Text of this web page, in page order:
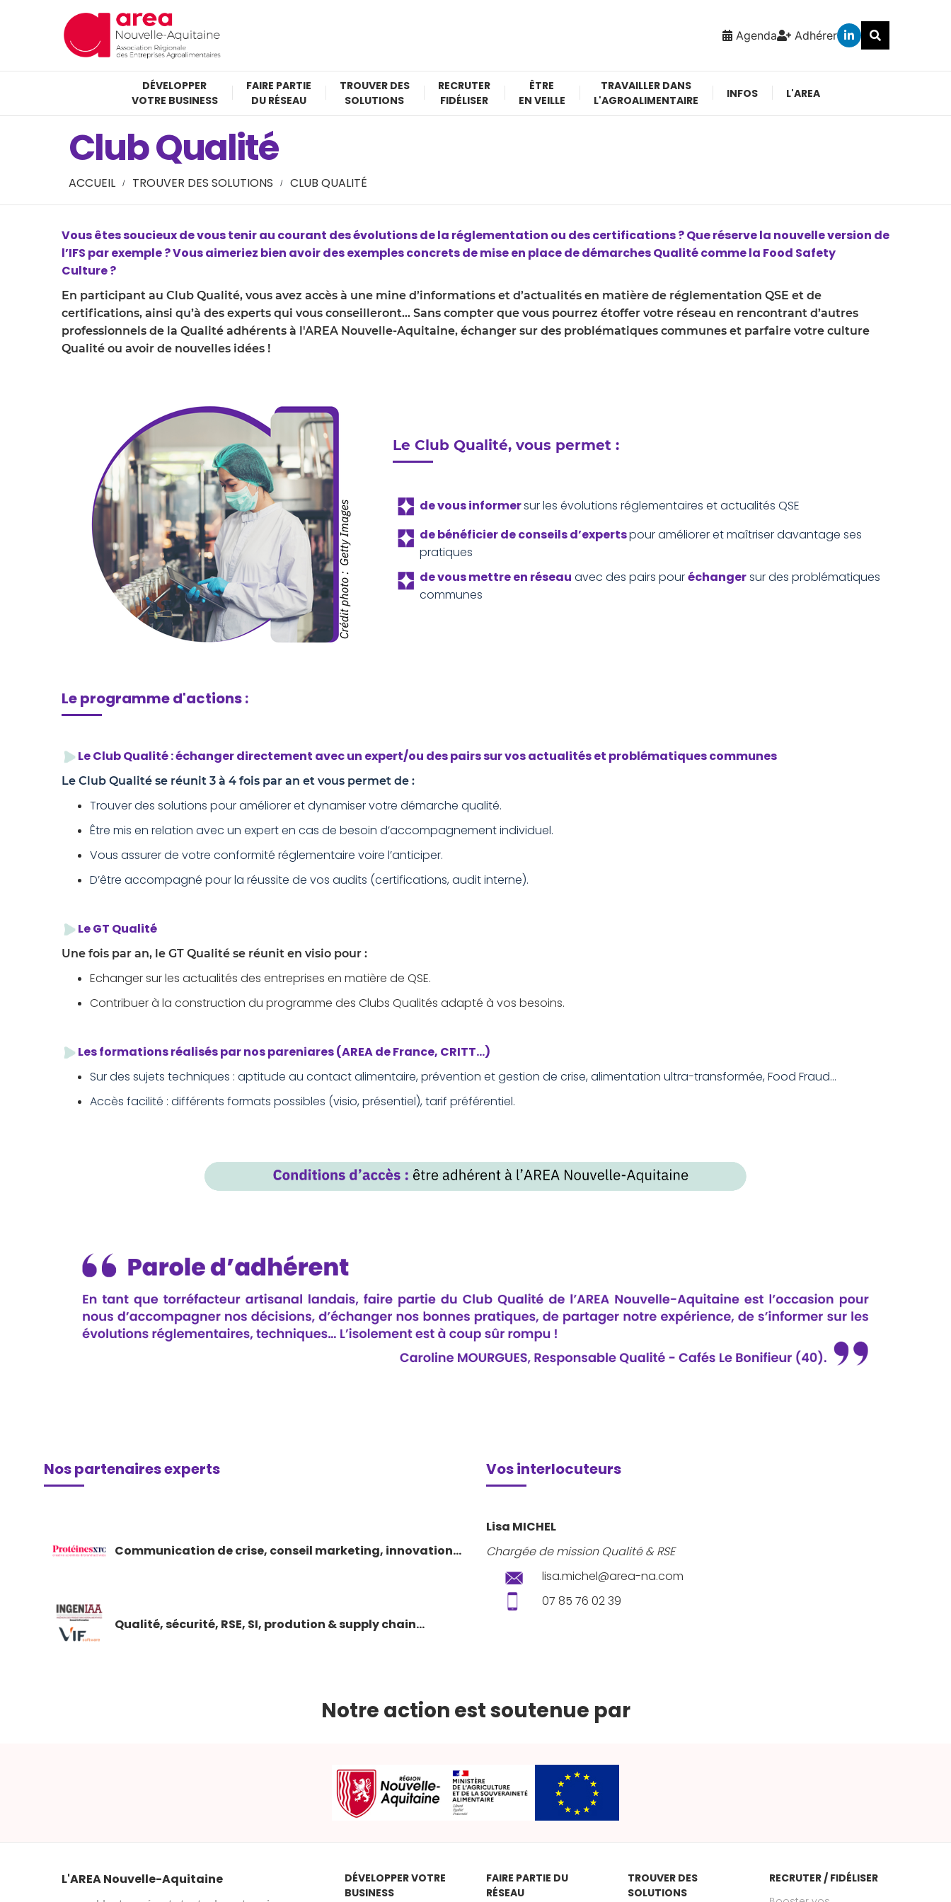
Agenda Adhérer
DÉVELOPPER
VOTRE BUSINESS
FAIRE PARTIE
DU RÉSEAU
TROUVER DES
SOLUTIONS
RECRUTER
FIDÉLISER
ÊTRE
EN VEILLE
TRAVAILLER DANS
L'AGROALIMENTAIRE
INFOS L'AREA
Club Qualité
ACCUEIL TROUVER DES SOLUTIONS CLUB QUALITÉ
Vous êtes soucieux de vous tenir au courant des évolutions de la réglementation ou des certifications ? Que réserve la nouvelle version de
l’IFS par exemple ? Vous aimeriez bien avoir des exemples concrets de mise en place de démarches Qualité comme la Food Safety
Culture ?
En participant au Club Qualité, vous avez accès à une mine d’informations et d’actualités en matière de réglementation QSE et de
certifications, ainsi qu’à des experts qui vous conseilleront… Sans compter que vous pourrez étoffer votre réseau en rencontrant d’autres
professionnels de la Qualité adhérents à l'AREA Nouvelle-Aquitaine, échanger sur des problématiques communes et parfaire votre culture
Qualité ou avoir de nouvelles idées !
Le Club Qualité, vous permet :
de vousinformersur les évolutions réglementaires et actualités QSE
de bénéficier de conseils d’expertspour améliorer et maîtriser davantage ses
pratiques
de vous mettre en réseau avec des pairs pouréchangersur des problématiques
communes
Le programme d'actions :
Le Club Qualité : échanger directement avec un expert/ou des pairs sur vos actualitéset problématiques communes
Le Club Qualité se réunit 3 à 4 fois par an et vous permet de :
Trouver des solutions pour améliorer et dynamiser votre démarche qualité.
Être mis en relation avec un expert en cas de besoin d’accompagnement individuel.
Vous assurer de votre conformité réglementaire voire l’anticiper.
D’être accompagné pour la réussite de vos audits (certifications, audit interne).
Le GT Qualité
Une fois par an, le GT Qualité se réunit en visio pour :
Echanger sur les actualités des entreprises en matière de QSE.
Contribuer à la construction du programme des Clubs Qualités adapté à vos besoins.
Les formations réalisés par nos pareniares (AREA de France, CRITT...)
Sur des sujets techniques : aptitude au contact alimentaire, prévention et gestion de crise, alimentation ultra-transformée, Food Fraud...
Accès facilité : différents formats possibles (visio, présentiel), tarif préférentiel.
Nos partenaires experts
Communication de crise, conseil marketing, innovation...
Qualité, sécurité, RSE, SI, prodution & supply chain...
Vos interlocuteurs
Lisa MICHEL
Chargée de mission Qualité & RSE
lisa.michel@area-na.com
07 85 76 02 39
Notre action est soutenue par
L'AREA Nouvelle-Aquitaine
DÉVELOPPER VOTRE
BUSINESS
FAIRE PARTIE DU
RÉSEAU
TROUVER DES
SOLUTIONS
RECRUTER / FIDÉLISER